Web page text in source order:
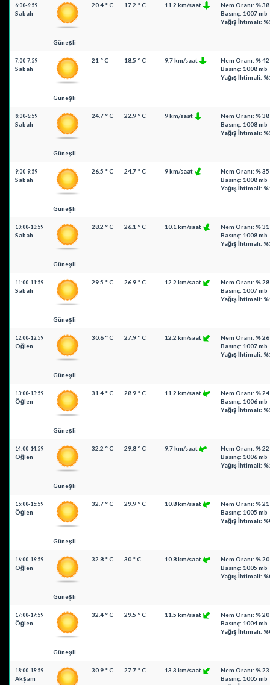
6:00-6:59
Sabah
Güneşli
20.4 ° C 17.2 ° C 11.2 km/saat
Nem Oranı: % 38
Basınç: 1007 mb
Yağış İhtimali:
7:00-7:59
Sabah
Güneşli
21 ° C 18.5 ° C 9.7 km/saat
Nem Oranı: % 42
Basınç: 1008 mb
Yağış İhtimali:
8:00-8:59
Sabah
Güneşli
24.7 ° C 22.9 ° C 9 km/saat
Nem Oranı: % 38
Basınç: 1008 mb
Yağış İhtimali:
9:00-9:59
Sabah
Güneşli
26.5 ° C 24.7 ° C 9 km/saat
Nem Oranı: % 35
Basınç: 1008 mb
Yağış İhtimali:
10:00-10:59
Sabah
Güneşli
28.2 ° C 26.1 ° C 10.1 km/saat
Nem Oranı: % 31
Basınç: 1008 mb
Yağış İhtimali:
11:00-11:59
Sabah
Güneşli
29.5 ° C 26.9 ° C 12.2 km/saat
Nem Oranı: % 28
Basınç: 1007 mb
Yağış İhtimali:
12:00-12:59
Öğlen
Güneşli
30.6 ° C 27.9 ° C 12.2 km/saat
Nem Oranı: % 26
Basınç: 1007 mb
Yağış İhtimali:
13:00-13:59
Öğlen
Güneşli
31.4 ° C 28.9 ° C 11.2 km/saat
Nem Oranı: % 24
Basınç: 1006 mb
Yağış İhtimali:
14:00-14:59
Öğlen
Güneşli
32.2 ° C 29.8 ° C 9.7 km/saat
Nem Oranı: % 22
Basınç: 1006 mb
Yağış İhtimali:
15:00-15:59
Öğlen
Güneşli
32.7 ° C 29.9 ° C 10.8 km/saat
Nem Oranı: % 21
Basınç: 1005 mb
Yağış İhtimali:
16:00-16:59
Öğlen
Güneşli
32.8 ° C 30 ° C 10.8 km/saat
Nem Oranı: % 20
Basınç: 1005 mb
Yağış İhtimali:
17:00-17:59
Öğlen
Güneşli
32.4 ° C 29.5 ° C 11.5 km/saat
Nem Oranı: % 20
Basınç: 1004 mb
Yağış İhtimali:
18:00-18:59
Akşam
30.9 ° C 27.7 ° C 13.3 km/saat
Nem Oranı: % 23
Basınç: 1005 mb